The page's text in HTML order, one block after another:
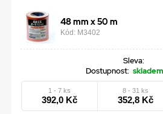
48 mm x 50 m
Kód: M3402
Sleva:
Dostupnost:
1 - 7 ks
392,0 Kč
8 - 31 ks
352,8 Kč